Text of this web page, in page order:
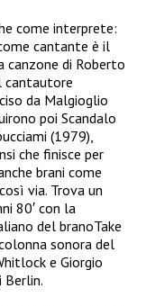
come interprete:
cantante è il
canzone di Roberto
cantautore
da Malgioglio
poi Scandalo
(1979),
che finisce per
brani come
via. Trova un
80′ con la
del branoTake
sonora del
e Giorgio
Berlin.